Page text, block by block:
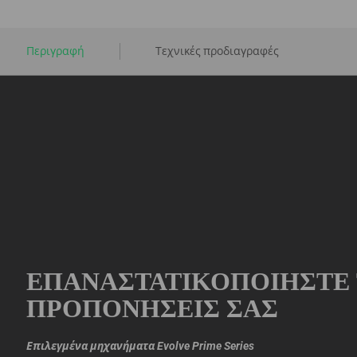
Περιγραφή Τεχνικές προδιαγραφές
ΕΠΑΝΑΣΤΑΤΙΚΟΠΟΙΉΣΤΕ
ΠΡΟΠΟΝΉΣΕΙΣ ΣΑΣ
Επιλεγμένα μηχανήματα Evolve Prime Series